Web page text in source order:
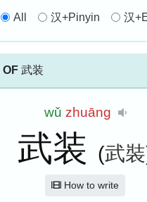
All 汉+Pinyin 汉
OF 武装
wǔ zhuāng
武装 (武裝
How to write